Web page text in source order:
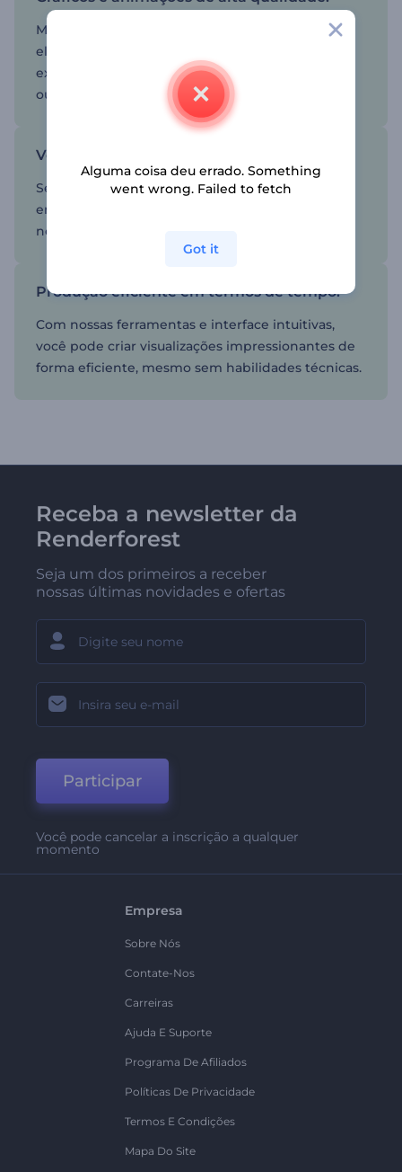
Minimalismo não significa básico, então cada
elemento dos nossos visualizadores criará uma
experiência musical única para você e seus
ouvintes.
Versatilidade para qualquer músico
Seja você um músico, um produtor ou um
entusiasta de música com um canal pessoal,
nossos visualizadores são perfeitos para todos.
Produção eficiente em termos de tempo.
Com nossas ferramentas e interface intuitivas,
você pode criar visualizações impressionantes de
forma eficiente, mesmo sem habilidades técnicas.
Receba a newsletter da
Renderforest
Seja um dos primeiros a receber
nossas últimas novidades e ofertas
Participar
Você pode cancelar a inscrição a qualquer
momento
Empresa
Sobre Nós
Contate-Nos
Carreiras
Ajuda E Suporte
Programa De Afiliados
Políticas De Privacidade
Termos E Condições
Mapa Do Site
Alguma coisa deu errado. Something
went wrong. Failed to fetch
Got it